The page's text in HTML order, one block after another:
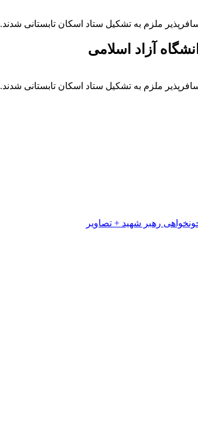
ملزم به تشکیل ستاد اسکان تابستانی شدند.
آزاد اسلامی
ملزم به تشکیل ستاد اسکان تابستانی شدند.